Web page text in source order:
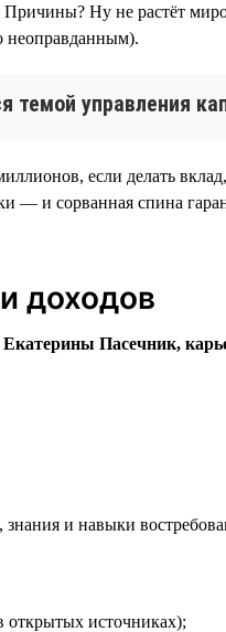
Ну не растёт
неоправданным).
темой управления
если делать
— и сорванная спина
доходов
Екатерины Пасечник,
знания и навыки
открытых источниках);